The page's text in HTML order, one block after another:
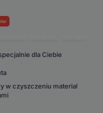
estetyka
dla Ciebie
w czyszczeniu materiał